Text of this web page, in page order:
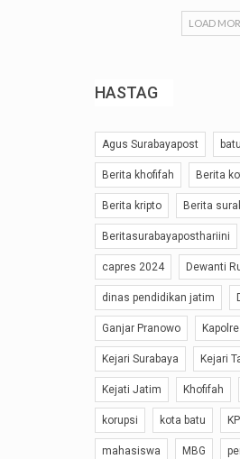
LOAD
HASTAG
Agus Surabayapost batu
Berita khofifah Berita
Berita kripto Berita
Beritasurabayaposthariini
capres 2024 Dewanti
dinas pendidikan jatim
Ganjar Pranowo
Kejari Surabaya Kejari
Kejati Jatim Khofifah
korupsi kota batu
mahasiswa MBG